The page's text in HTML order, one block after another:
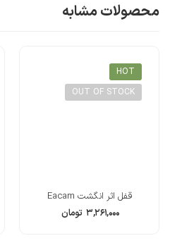
محصولات مشابه
HOT
OUT OF STOCK
قفل اثر انگشت Eacam
۳,۲۶۱,۰۰۰ تومان